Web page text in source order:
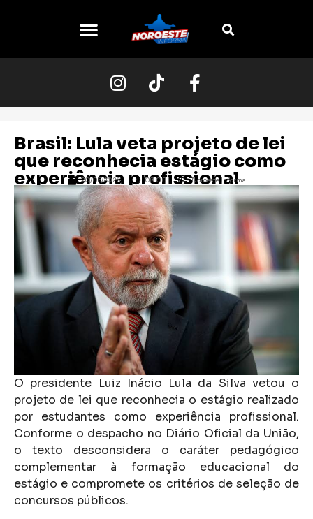
Brasil: Lula veta projeto de lei
que reconhecia estágio como
experiência profissional
20/05/2026 08:00 Noroeste Informa
O presidente Luiz Inácio Lula da Silva vetou o
projeto de lei que reconhecia o estágio realizado
por estudantes como experiência profissional.
Conforme o despacho no Diário Oficial da União,
o texto desconsidera o caráter pedagógico
complementar à formação educacional do
estágio e compromete os critérios de seleção de
concursos públicos.